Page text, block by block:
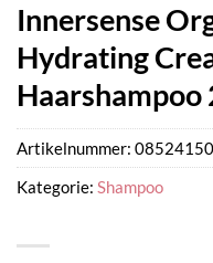
Innersense
Hydrating
Haarshampoo
Artikelnummer:
Kategorie: Shampoo